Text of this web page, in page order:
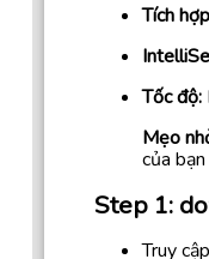
Tích
Tốc độ:
Mẹo
của
Step 1:
Truy